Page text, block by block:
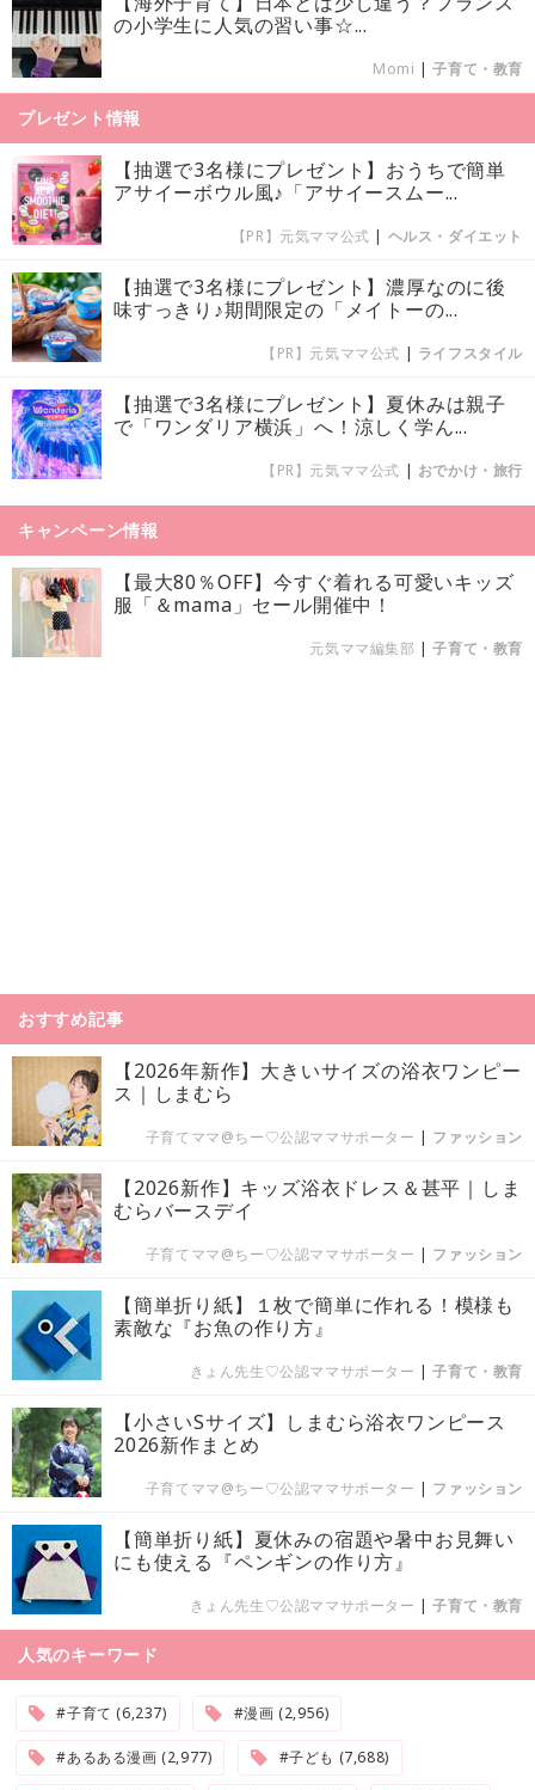
の小学生に人気の習い事☆...
Momi |子育て・教育
プレゼント情報
【抽選で3名様にプレゼント】おうちで簡単
アサイーボウル風♪「アサイースムー...
【PR】元気ママ公式 | ヘルス・ダイエット
【抽選で3名様にプレゼント】濃厚なのに後
味すっきり♪期間限定の「メイトーの...
【PR】元気ママ公式 | ライフスタイル
【抽選で3名様にプレゼント】夏休みは親子
で「ワンダリア横浜」へ！涼しく学ん...
【PR】元気ママ公式 | おでかけ・旅行
キャンペーン情報
【最大80％OFF】今すぐ着れる可愛いキッズ
服「＆mama」セール開催中！
元気ママ編集部 |子育て・教育
おすすめ記事
【2026年新作】大きいサイズの浴衣ワンピー
ス｜しまむら
子育てママ@ちー♡公認ママサポーター | ファッション
【2026新作】キッズ浴衣ドレス＆甚平｜しま
むらバースデイ
子育てママ@ちー♡公認ママサポーター | ファッション
【簡単折り紙】１枚で簡単に作れる！模様も
素敵な『お魚の作り方』
きょん先生♡公認ママサポーター |子育て・教育
【小さいSサイズ】しまむら浴衣ワンピース
2026新作まとめ
子育てママ@ちー♡公認ママサポーター | ファッション
【簡単折り紙】夏休みの宿題や暑中お見舞い
にも使える『ペンギンの作り方』
きょん先生♡公認ママサポーター |子育て・教育
人気のキーワード
#子育て (6,237) #漫画 (2,956)
#あるある漫画 (2,977) #子ども (7,688)